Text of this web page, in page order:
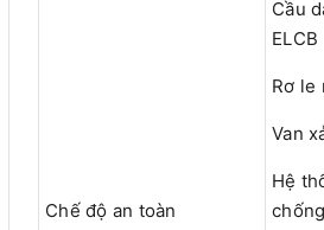
Chế độ an toàn
Cầu
ELCB
Rơ le
Van
Hệ